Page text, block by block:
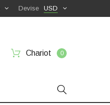
USD
Devise
Chariot 0